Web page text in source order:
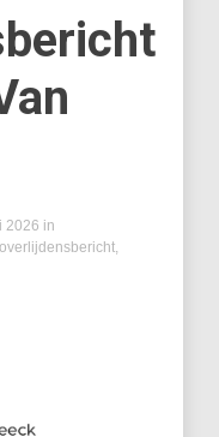
2026 in
overlijdensbericht,